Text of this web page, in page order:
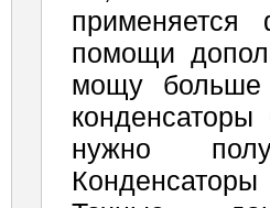
применяется
помощи
мощу больше
нужно